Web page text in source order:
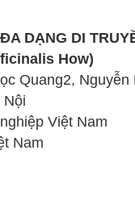
DẠNG DI
How)
Quang2,
Việt Nam
Nam